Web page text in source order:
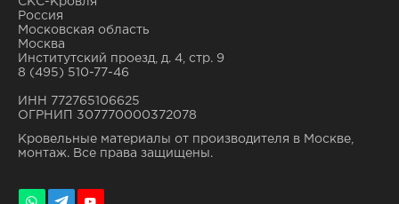
Россия
Московская область
Москва
Институтский проезд, д. 4, стр. 9
8 (495) 510-77-46
ИНН 772765106625
ОГРНИП 307770000372078
Кровельные материалы от производителя в Москве,
монтаж. Все права защищены.